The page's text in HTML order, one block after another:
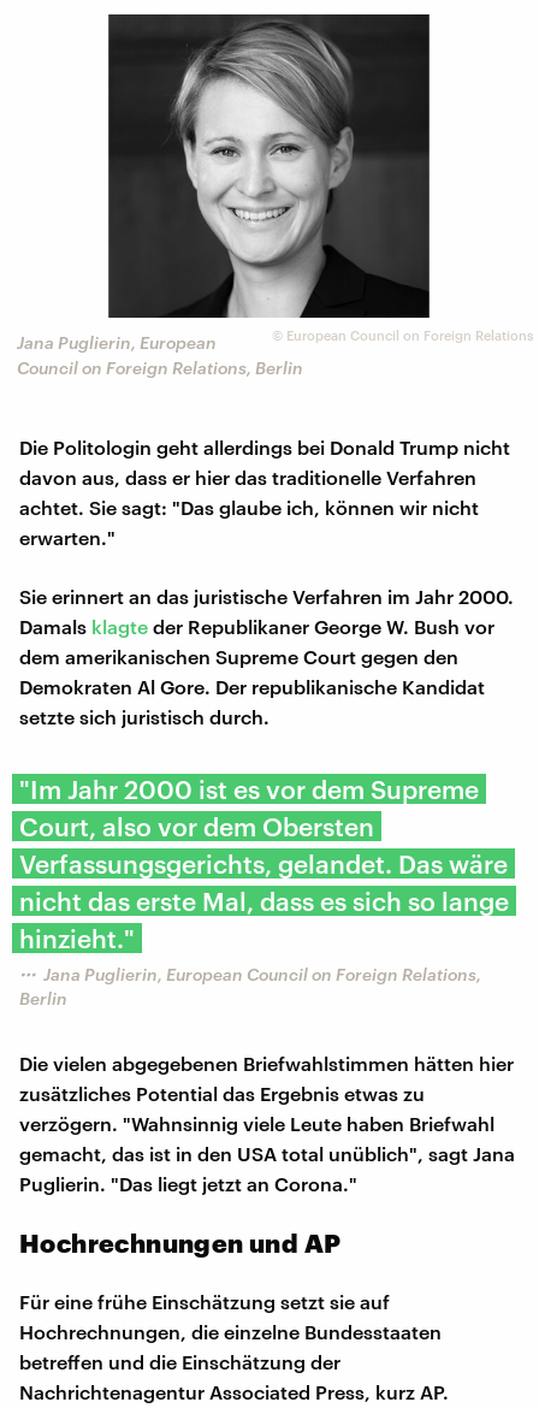
© European Council on Foreign Relations
Jana Puglierin, European
Council on Foreign Relations, Berlin
Die Politologin geht allerdings bei Donald Trump nicht
davon aus, dass er hier das traditionelle Verfahren
achtet. Sie sagt: "Das glaube ich, können wir nicht
erwarten."
Sie erinnert an das juristische Verfahren im Jahr 2000.
Damals klagte der Republikaner George W. Bush vor
dem amerikanischen Supreme Court gegen den
Demokraten Al Gore. Der republikanische Kandidat
setzte sich juristisch durch.
"Im Jahr 2000 ist es vor dem Supreme
Court, also vor dem Obersten
Verfassungsgerichts, gelandet. Das wäre
nicht das erste Mal, dass es sich so lange
hinzieht."
Jana Puglierin, European Council on Foreign Relations,
Berlin
Die vielen abgegebenen Briefwahlstimmen hätten hier
zusätzliches Potential das Ergebnis etwas zu
verzögern. "Wahnsinnig viele Leute haben Briefwahl
gemacht, das ist in den USA total unüblich", sagt Jana
Puglierin. "Das liegt jetzt an Corona."
Hochrechnungen und AP
Für eine frühe Einschätzung setzt sie auf
Hochrechnungen, die einzelne Bundesstaaten
betreffen und die Einschätzung der
Nachrichtenagentur Associated Press, kurz AP.